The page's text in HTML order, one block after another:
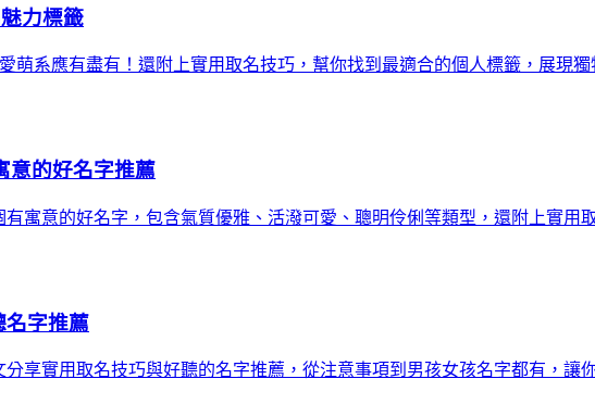
力標籤
萌系應有盡有！還附上實用取名技巧，幫你找到最適合的個人標籤，展現
意的好名字推薦
有寓意的好名字，包含氣質優雅、活潑可愛、聰明伶俐等類型，還附上實用
名字推薦
享實用取名技巧與好聽的名字推薦，從注意事項到男孩女孩名字都有，讓